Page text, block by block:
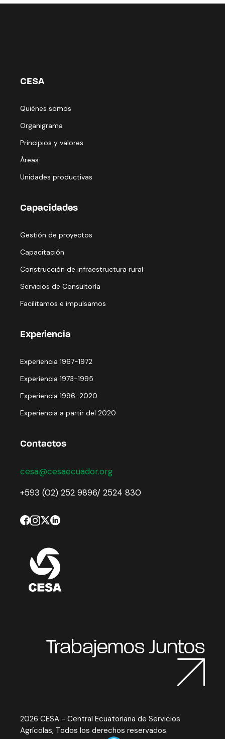
CESA
Quiénes somos
Organigrama
Principios y valores
Áreas
Unidades productivas
Capacidades
Gestión de proyectos
Capacitación
Construcción de infraestructura rural
Servicios de Consultoría
Facilitamos e impulsamos
Experiencia
Experiencia 1967-1972
Experiencia 1973-1995
Experiencia 1996-2020
Experiencia a partir del 2020
Contactos
cesa@cesaecuador.org
+593 (02) 252 9896/ 2524 830
2026 CESA - Central Ecuatoriana de Servicios
Agrícolas, Todos los derechos reservados.
Trabajemos Juntos